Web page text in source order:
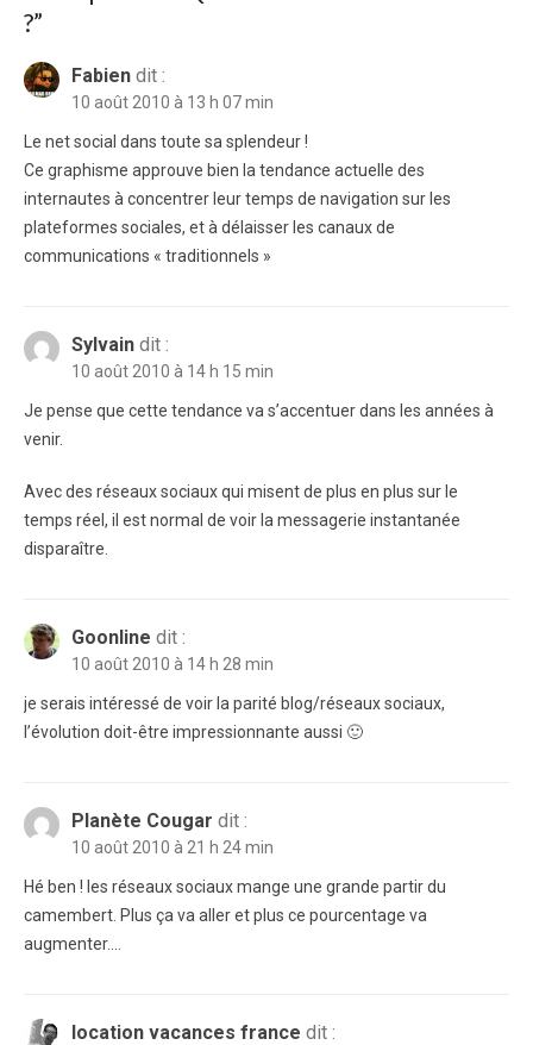
?”
Fabien dit :
10 août 2010 à 13 h 07 min
Le net social dans toute sa splendeur !
Ce graphisme approuve bien la tendance actuelle des
internautes à concentrer leur temps de navigation sur les
plateformes sociales, et à délaisser les canaux de
communications « traditionnels »
Sylvain dit :
10 août 2010 à 14 h 15 min
Je pense que cette tendance va s’accentuer dans les années à
venir.
Avec des réseaux sociaux qui misent de plus en plus sur le
temps réel, il est normal de voir la messagerie instantanée
disparaître.
Goonline dit :
10 août 2010 à 14 h 28 min
je serais intéressé de voir la parité blog/réseaux sociaux,
l’évolution doit-être impressionnante aussi 🙂
Planète Cougar dit :
10 août 2010 à 21 h 24 min
Hé ben ! les réseaux sociaux mange une grande partir du
camembert. Plus ça va aller et plus ce pourcentage va
augmenter….
location vacances france dit :